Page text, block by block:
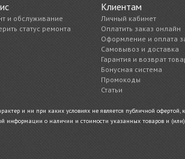
и обслуживание
статус ремонта
Клиентам
Личный кабинет
Оплатить заказ онлайн
Оформление и оплата
Самовывоз и доставка
Гарантия и возврат
Бонусная система
Промокоды
Статьи
и ни при каких условиях не является публичной офертой,
информации о наличии и стоимости указанных товаров и